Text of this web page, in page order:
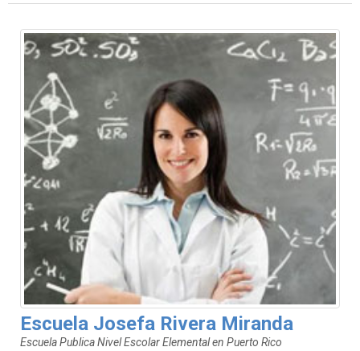
Escuela Josefa Rivera Miranda
Escuela Publica Nivel Escolar Elemental en Puerto Rico